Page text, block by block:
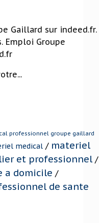
Gaillard sur indeed.fr.
Emploi Groupe
professionnel groupe gaillard
medical / materiel
et professionnel /
a domicile /
de sante